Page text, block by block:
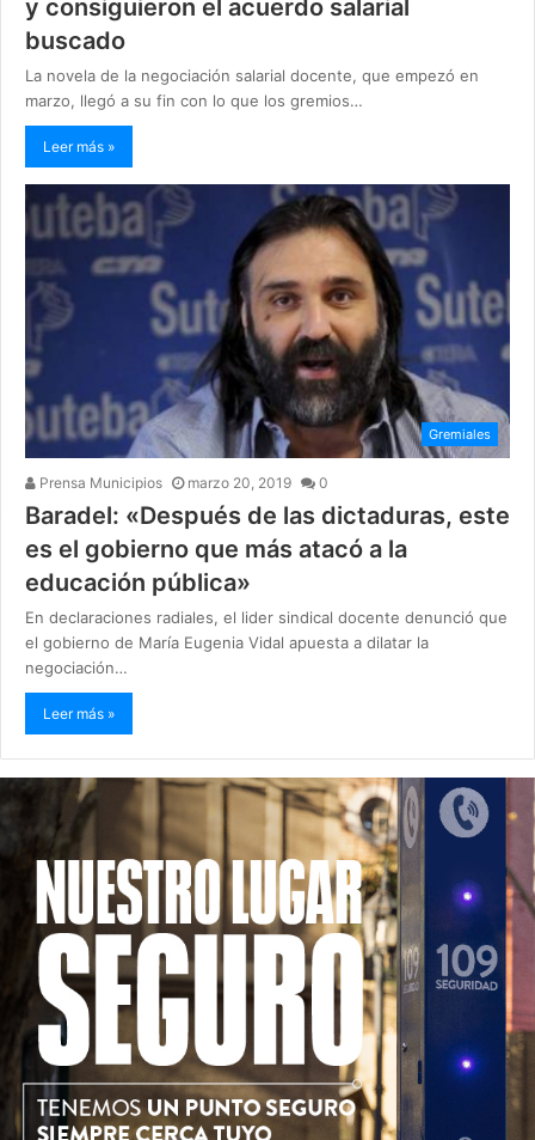
y consiguieron el acuerdo salarial
buscado
La novela de la negociación salarial docente, que empezó en
marzo, llegó a su fin con lo que los gremios…
Leer más »
Gremiales
Prensa Municipios marzo 20, 2019 0
Baradel: «Después de las dictaduras, este
es el gobierno que más atacó a la
educación pública»
En declaraciones radiales, el lider sindical docente denunció que
el gobierno de María Eugenia Vidal apuesta a dilatar la
negociación…
Leer más »